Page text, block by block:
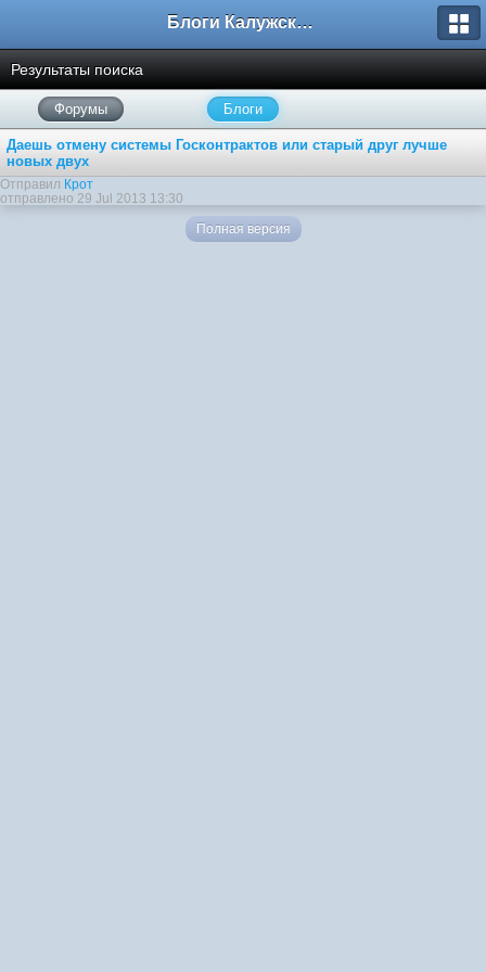
Блоги Калужского перекрестка
Результаты поиска
Форумы Блоги
Даешь отмену системы Госконтрактов или старый друг лучше
новых двух
Отправил Крот
отправлено 29 Jul 2013 13:30
Полная версия